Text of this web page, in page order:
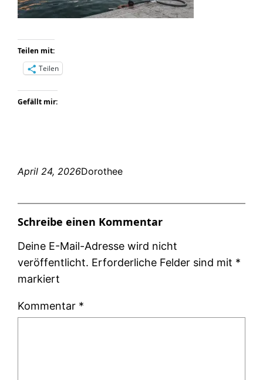
Teilen mit:
Teilen
Gefällt mir:
April 24, 2026Dorothee
Schreibe einen Kommentar
Deine E-Mail-Adresse wird nicht
veröffentlicht. Erforderliche Felder sind mit *
markiert
Kommentar *